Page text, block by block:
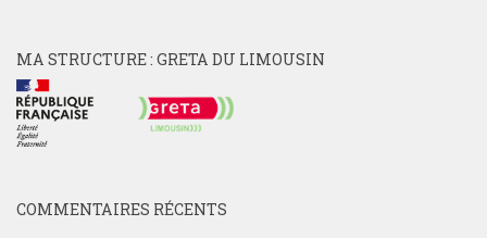
MA STRUCTURE : GRETA DU LIMOUSIN
COMMENTAIRES RÉCENTS